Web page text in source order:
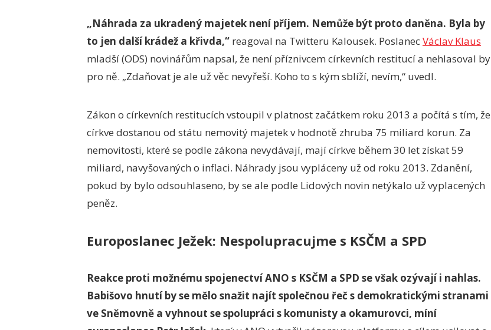
„Náhrada za ukradený majetek není příjem. Nemůže být proto daněna. Byla by
to jen další krádež a křivda,“ reagoval na Twitteru Kalousek. PoslanecVáclav Klaus
mladší (ODS) novinářům napsal, že není příznivcem církevních restitucí a nehlasoval by
pro ně. „Zdaňovat je ale už věc nevyřeší. Koho to s kým sblíží, nevím,“ uvedl.
Zákon o církevních restitucích vstoupil v platnost začátkem roku 2013 a počítá s tím, že
církve dostanou od státu nemovitý majetek v hodnotě zhruba 75 miliard korun. Za
nemovitosti, které se podle zákona nevydávají, mají církve během 30 let získat 59
miliard, navyšovaných o inflaci. Náhrady jsou vypláceny už od roku 2013. Zdanění,
pokud by bylo odsouhlaseno, by se ale podle Lidových novin netýkalo už vyplacených
peněz.
Europoslanec Ježek: Nespolupracujme s KSČM a SPD
Reakce proti možnému spojenectví ANO s KSČM a SPD se však ozývají i nahlas.
Babišovo hnutí by se mělo snažit najít společnou řeč s demokratickými stranami
ve Sněmovně a vyhnout se spolupráci s komunisty a okamurovci, míní